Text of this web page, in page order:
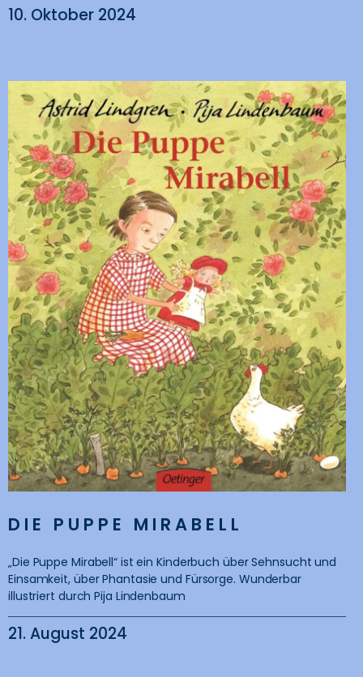
10. Oktober 2024
DIE PUPPE MIRABELL
„Die Puppe Mirabell“ ist ein Kinderbuch über Sehnsucht und
Einsamkeit, über Phantasie und Fürsorge. Wunderbar
illustriert durch Pija Lindenbaum
21. August 2024